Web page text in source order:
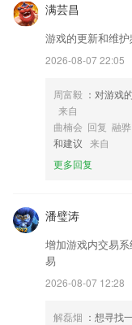
满芸昌
游戏的更新和维护
2026-08-07 22:05
周富毅 ：对游戏
来自
曲楠会 回复 融骅
和建议 来自
更多回复
潘璧涛
增加游戏内交易
易
2026-08-07 12:28
解磊烟 ：想寻找